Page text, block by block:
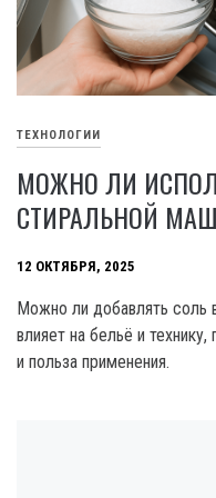
ТЕХНОЛОГИИ
МОЖНО ЛИ
СТИРАЛЬНОЙ
12 ОКТЯБРЯ, 2025
Можно ли добавлять соль
влияет на бельё и
и польза применения.